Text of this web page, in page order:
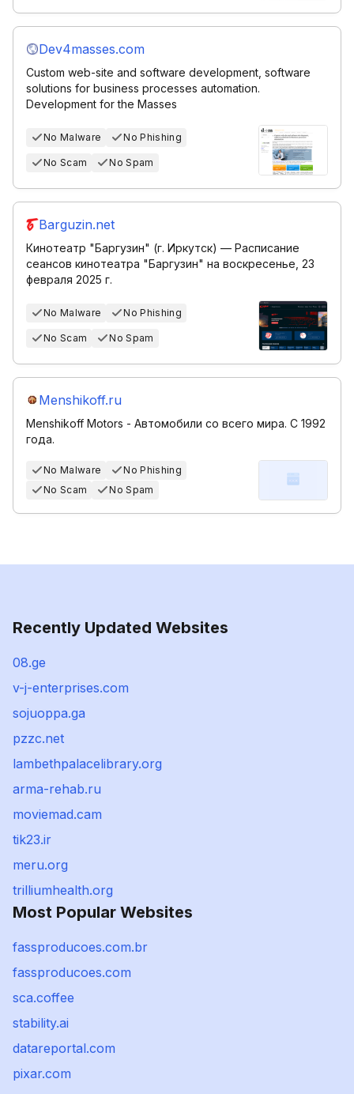
Dev4masses.com
Custom web-site and software development, software
solutions for business processes automation.
Development for the Masses
No Malware No Phishing
No Scam No Spam
Barguzin.net
Кинотеатр "Баргузин" (г. Иркутск) — Расписание
сеансов кинотеатра "Баргузин" на воскресенье, 23
февраля 2025 г.
No Malware No Phishing
No Scam No Spam
Menshikoff.ru
Menshikoff Motors - Автомобили со всего мира. С 1992
года.
No Malware
No Phishing
No Scam
No Spam
Recently Updated Websites
08.ge
v-j-enterprises.com
sojuoppa.ga
pzzc.net
lambethpalacelibrary.org
arma-rehab.ru
moviemad.cam
tik23.ir
meru.org
trilliumhealth.org
Most Popular Websites
fassproducoes.com.br
fassproducoes.com
sca.coffee
stability.ai
datareportal.com
pixar.com